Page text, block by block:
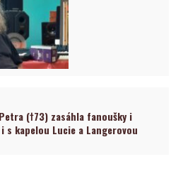
(†73) zasáhla fanoušky i
s kapelou Lucie a Langerovou